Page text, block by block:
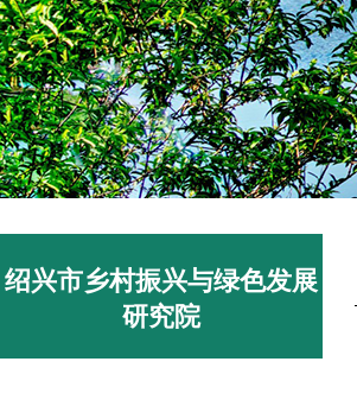
绍兴市乡村振兴与绿色发展
研究院